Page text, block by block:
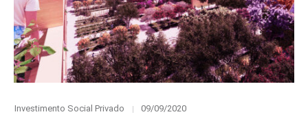
Category
Investimento Social Privado
Posted
09/09/2020